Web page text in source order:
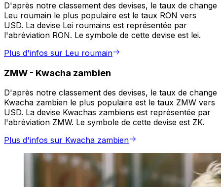
D'après notre classement des devises, le taux de change
Leu roumain le plus populaire est le taux RON vers
USD. La devise Lei roumains est représentée par
l'abréviation RON. Le symbole de cette devise est lei.
Plus d'infos sur Leu roumain
ZMW - Kwacha zambien
D'après notre classement des devises, le taux de change
Kwacha zambien le plus populaire est le taux ZMW vers
USD. La devise Kwachas zambiens est représentée par
l'abréviation ZMW. Le symbole de cette devise est ZK.
Plus d'infos sur Kwacha zambien